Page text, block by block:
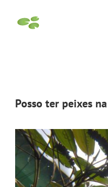
content
Posso ter peixes